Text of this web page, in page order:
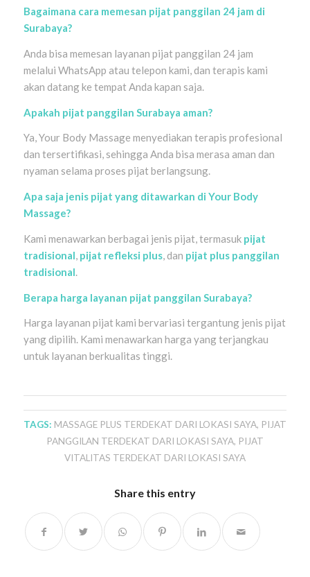
Bagaimana cara memesan pijat panggilan 24 jam di
Surabaya?
Anda bisa memesan layanan pijat panggilan 24 jam
melalui WhatsApp atau telepon kami, dan terapis kami
akan datang ke tempat Anda kapan saja.
Apakah pijat panggilan Surabaya aman?
Ya, Your Body Massage menyediakan terapis profesional
dan tersertifikasi, sehingga Anda bisa merasa aman dan
nyaman selama proses pijat berlangsung.
Apa saja jenis pijat yang ditawarkan di Your Body
Massage?
Kami menawarkan berbagai jenis pijat, termasuk pijat
tradisional, pijat refleksi plus, dan pijat plus panggilan
tradisional.
Berapa harga layanan pijat panggilan Surabaya?
Harga layanan pijat kami bervariasi tergantung jenis pijat
yang dipilih. Kami menawarkan harga yang terjangkau
untuk layanan berkualitas tinggi.
TAGS: MASSAGE PLUS TERDEKAT DARI LOKASI SAYA, PIJAT
PANGGILAN TERDEKAT DARI LOKASI SAYA, PIJAT
VITALITAS TERDEKAT DARI LOKASI SAYA
Share this entry